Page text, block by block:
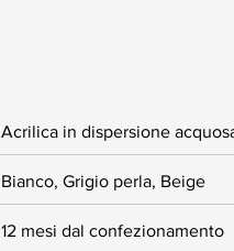
Acrilica in dispersione
Bianco, Grigio perla, Beige
12 mesi dal confezionamento